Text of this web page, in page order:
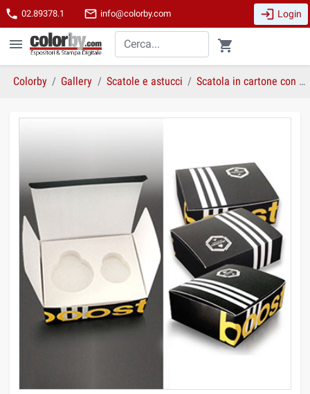
phone 02.89378.1 mail_outline info@colorby.com login Login
menu shopping_cart
Colorby Gallery Scatole e astucci Scatola in cartone con inserto